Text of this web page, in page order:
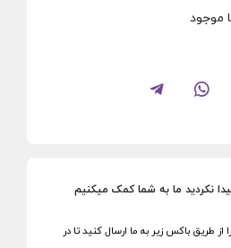
موجود
نکردید ما به شما کمک میکنیم
از طریق باکس زیر به ما ارسال کنید تا در